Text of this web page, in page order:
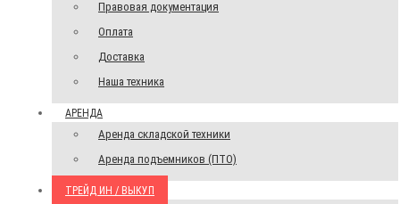
Правовая документация
Оплата
Доставка
Наша техника
АРЕНДА
Аренда складской техники
Аренда подъемников (ПТО)
ТРЕЙД ИН / ВЫКУП